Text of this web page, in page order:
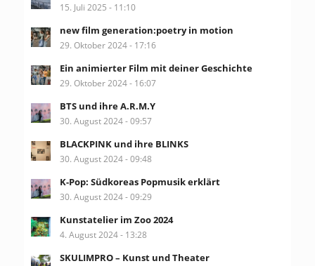
15. Juli 2025 - 11:10
new film generation:poetry in motion
29. Oktober 2024 - 17:16
Ein animierter Film mit deiner Geschichte
29. Oktober 2024 - 16:07
BTS und ihre A.R.M.Y
30. August 2024 - 09:57
BLACKPINK und ihre BLINKS
30. August 2024 - 09:48
K-Pop: Südkoreas Popmusik erklärt
30. August 2024 - 09:29
Kunstatelier im Zoo 2024
4. August 2024 - 13:28
SKULIMPRO – Kunst und Theater